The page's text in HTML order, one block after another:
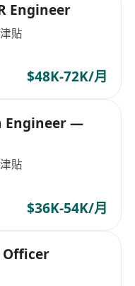
Engineer
貼
$48K-72K/月
Engineer —
貼
$36K-54K/月
Officer